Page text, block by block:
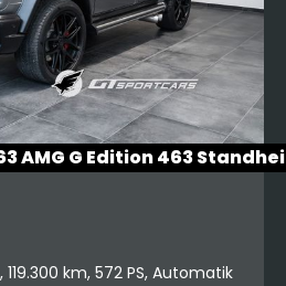
63 AMG G Edition 463
119.300 km, 572 PS, Automatik